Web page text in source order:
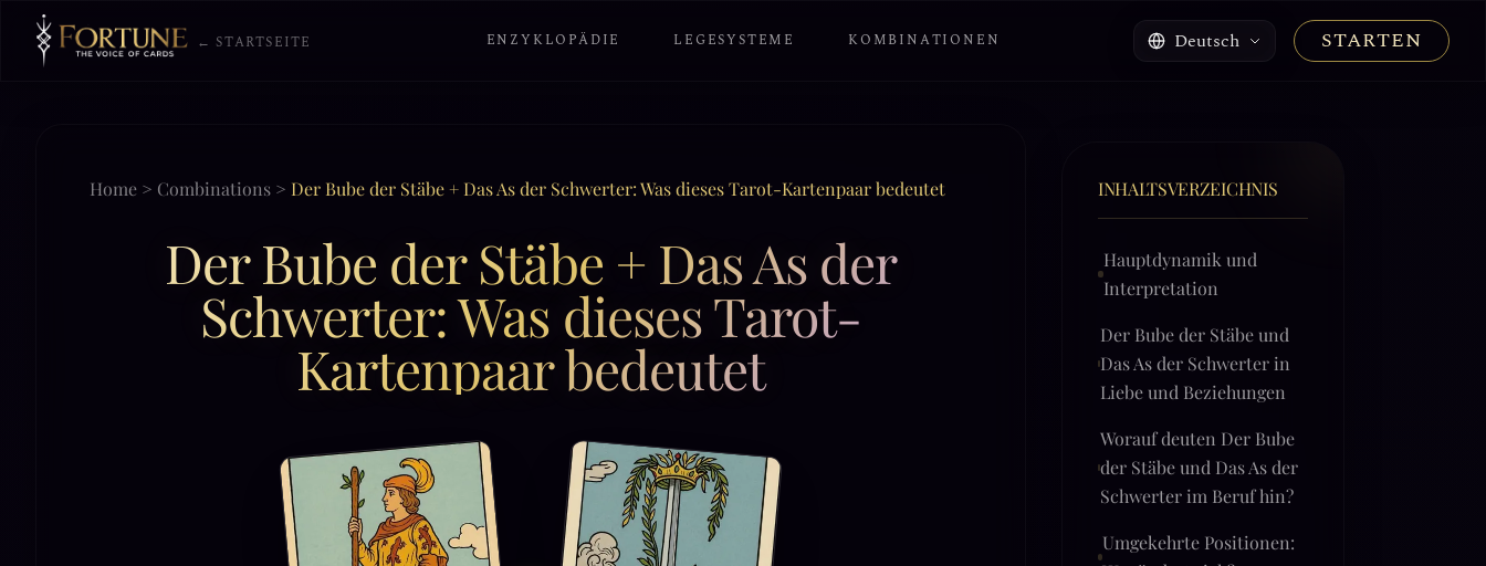
← STARTSEITE ENZYKLOPÄDIE LEGESYSTEME KOMBINATIONEN Deutsch STARTEN
Home > Combinations > Der Bube der Stäbe + Das As der Schwerter: Was dieses Tarot-Kartenpaar bedeutet
Der Bube der Stäbe + Das As der
Schwerter: Was dieses Tarot-
Kartenpaar bedeutet
Interpretation
Das As der Schwerter in
Liebe und Beziehungen
der Stäbe und Das As der
Schwerter im Beruf hin?
Was ändert sich?